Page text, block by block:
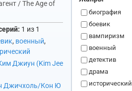
/ The Age of
1 из 1
, военный,
Джиун (Kim Jee
Джичхоль/Кон Ю
биография
боевик
вампиризм
военный
детектив
драма
исторический